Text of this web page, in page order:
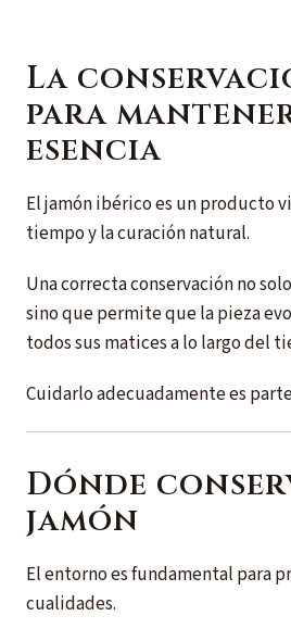
La
para
esencia
El jamón ibérico es un producto
tiempo y la curación natural.
Una correcta conservación no
sino que permite que la pieza
todos sus matices a lo largo del
Cuidarlo adecuadamente es
Dónde
jamón
El entorno es fundamental para
cualidades.